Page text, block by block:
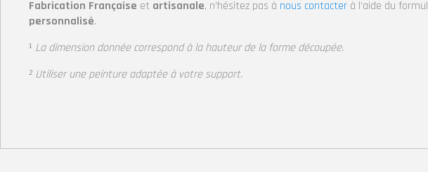
Fabrication Française et artisanale, n’hésitez pas à nous contacter à l’aide du
personnalisé.
¹ La dimension donnée correspond à la hauteur de la forme découpée.
² Utiliser une peinture adaptée à votre support.